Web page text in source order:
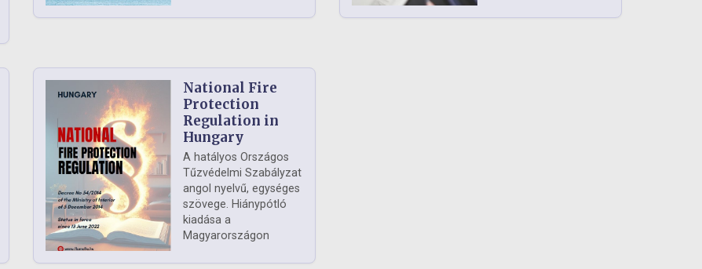
National Fire
Protection
Regulation in
Hungary
A hatályos Országos
Tűzvédelmi Szabályzat
angol nyelvű, egységes
szövege. Hiánypótló
kiadása a
Magyarországon